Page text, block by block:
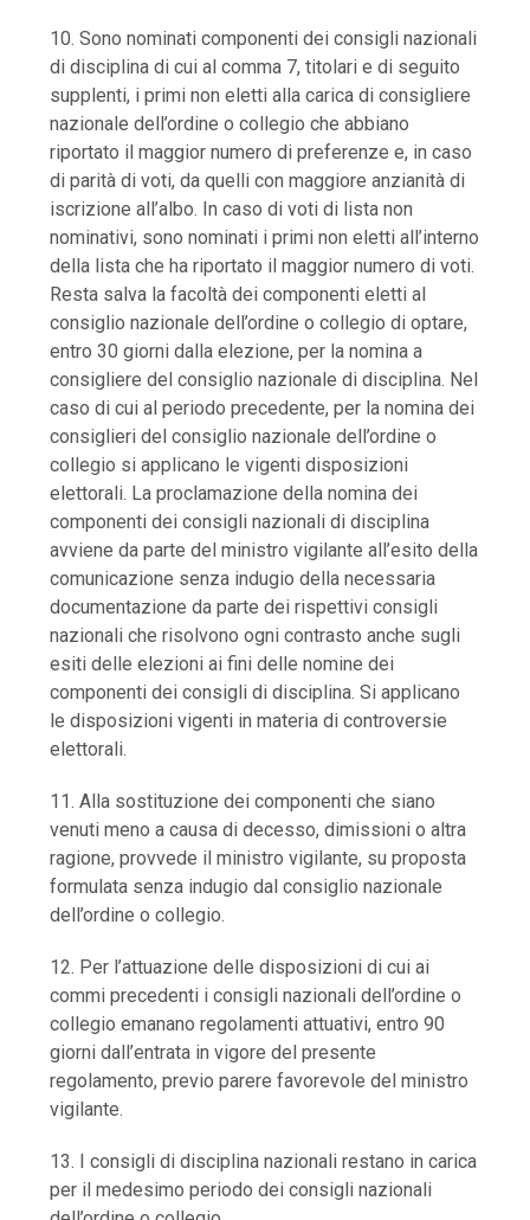
10. Sono nominati componenti dei consigli nazionali
di disciplina di cui al comma 7, titolari e di seguito
supplenti, i primi non eletti alla carica di consigliere
nazionale dell’ordine o collegio che abbiano
riportato il maggior numero di preferenze e, in caso
di parità di voti, da quelli con maggiore anzianità di
iscrizione all’albo. In caso di voti di lista non
nominativi, sono nominati i primi non eletti all’interno
della lista che ha riportato il maggior numero di voti.
Resta salva la facoltà dei componenti eletti al
consiglio nazionale dell’ordine o collegio di optare,
entro 30 giorni dalla elezione, per la nomina a
consigliere del consiglio nazionale di disciplina. Nel
caso di cui al periodo precedente, per la nomina dei
consiglieri del consiglio nazionale dell’ordine o
collegio si applicano le vigenti disposizioni
elettorali. La proclamazione della nomina dei
componenti dei consigli nazionali di disciplina
avviene da parte del ministro vigilante all’esito della
comunicazione senza indugio della necessaria
documentazione da parte dei rispettivi consigli
nazionali che risolvono ogni contrasto anche sugli
esiti delle elezioni ai fini delle nomine dei
componenti dei consigli di disciplina. Si applicano
le disposizioni vigenti in materia di controversie
elettorali.
11. Alla sostituzione dei componenti che siano
venuti meno a causa di decesso, dimissioni o altra
ragione, provvede il ministro vigilante, su proposta
formulata senza indugio dal consiglio nazionale
dell’ordine o collegio.
12. Per l’attuazione delle disposizioni di cui ai
commi precedenti i consigli nazionali dell’ordine o
collegio emanano regolamenti attuativi, entro 90
giorni dall’entrata in vigore del presente
regolamento, previo parere favorevole del ministro
vigilante.
13. I consigli di disciplina nazionali restano in carica
per il medesimo periodo dei consigli nazionali